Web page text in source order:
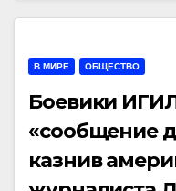
В МИРЕ ОБЩЕСТВО
Боевики
«сообщение
казнив